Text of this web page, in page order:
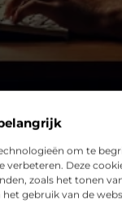
om te
verbeteren. Deze
zoals het tonen
gebruik van de